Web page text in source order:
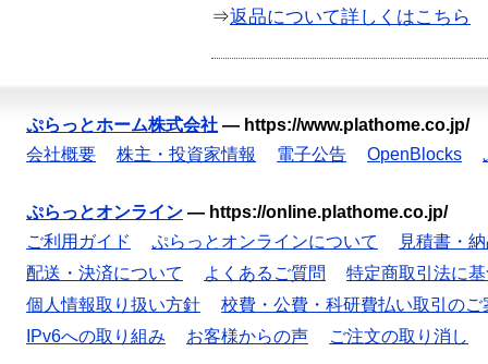
⇒返品について詳しくはこちら
ぷらっとホーム株式会社 — https://www.plathome.co.jp/
会社概要
株主・投資家情報 電子公告 OpenBlocks
ぷらっとオンライン — https://online.plathome.co.jp/
ご利用ガイド
ぷらっとオンラインについて
見積書・
配送・決済について
よくあるご質問
特定商取引法に
個人情報取り扱い方針
校費・公費・科研費払い取引のご
IPv6への取り組み
お客様からの声 ご注文の取り消し